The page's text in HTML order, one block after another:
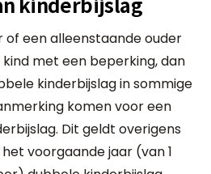
of een alleenstaande ouder
met een beperking, dan
kinderbijslag in sommige
komen voor een
Dit geldt overigens
voorgaande jaar (van 1